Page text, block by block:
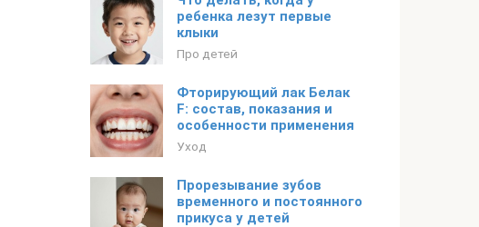
ребенка лезут первые
клыки
Про детей
Фторирующий лак Белак
F: состав, показания и
особенности применения
Уход
Прорезывание зубов
временного и постоянного
прикуса у детей